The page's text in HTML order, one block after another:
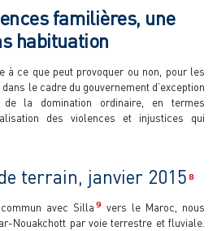
familières, une
habituation
à ce que peut provoquer ou non, pour les
le cadre du gouvernement d’exception
de la domination ordinaire, en termes
des violences et injustices qui
terrain, janvier 2015 8
avec Silla 9 vers le Maroc, nous
Nouakchott par voie terrestre et fluviale.